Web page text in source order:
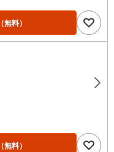
（無料）
（無料）